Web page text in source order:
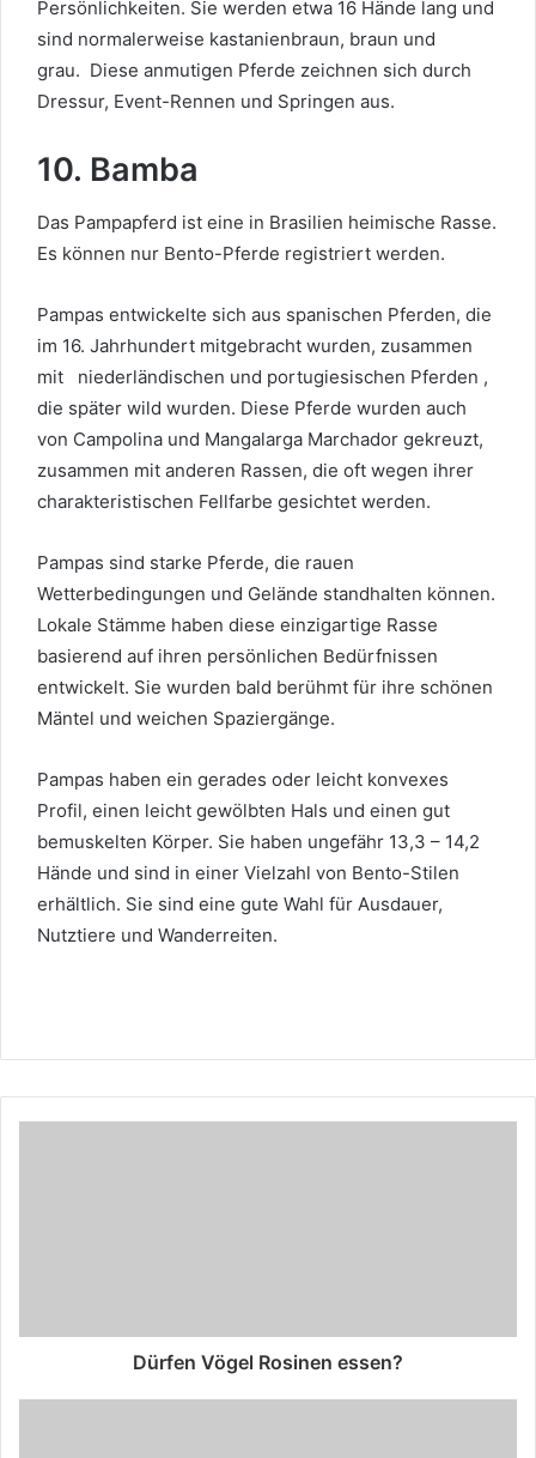
Persönlichkeiten. Sie werden etwa 16 Hände lang und
sind normalerweise kastanienbraun, braun und
grau. Diese anmutigen Pferde zeichnen sich durch
Dressur, Event-Rennen und Springen aus.
10. Bamba
Das Pampapferd ist eine in Brasilien heimische Rasse.
Es können nur Bento-Pferde registriert werden.
Pampas entwickelte sich aus spanischen Pferden, die
im 16. Jahrhundert mitgebracht wurden, zusammen
mit
niederländischen und portugiesischen Pferden ,
die später wild wurden. Diese Pferde wurden auch
von Campolina und Mangalarga Marchador gekreuzt,
zusammen mit anderen Rassen, die oft wegen ihrer
charakteristischen Fellfarbe gesichtet werden.
Pampas sind starke Pferde, die rauen
Wetterbedingungen und Gelände standhalten können.
Lokale Stämme haben diese einzigartige Rasse
basierend auf ihren persönlichen Bedürfnissen
entwickelt. Sie wurden bald berühmt für ihre schönen
Mäntel und weichen Spaziergänge.
Pampas haben ein gerades oder leicht konvexes
Profil, einen leicht gewölbten Hals und einen gut
bemuskelten Körper. Sie haben ungefähr 13,3 – 14,2
Hände und sind in einer Vielzahl von Bento-Stilen
erhältlich. Sie sind eine gute Wahl für Ausdauer,
Nutztiere und Wanderreiten.
Dürfen Vögel Rosinen essen?